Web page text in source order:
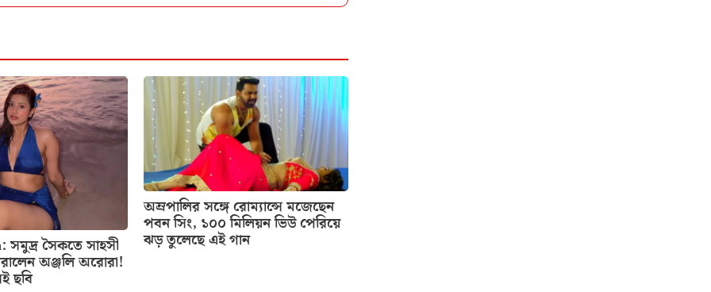
সৈকতে সাহসী
অঞ্জলি অরোরা!
ছবি
অম্রপালির সঙ্গে রোম্যান্সে মজেছেন
পবন সিং, ১০০ মিলিয়ন ভিউ পেরিয়ে
ঝড় তুলেছে এই গান